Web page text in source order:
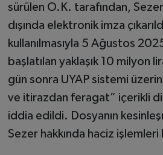
sürülen O.K. tarafından,
dışında elektronik imza
kullanılmasıyla 5 Ağustos
başlatılan yaklaşık 10 milyon
gün sonra UYAP sistemi
ve itirazdan feragat” içerikli
iddia edildi. Dosyanın
Sezer hakkında haciz işlemleri